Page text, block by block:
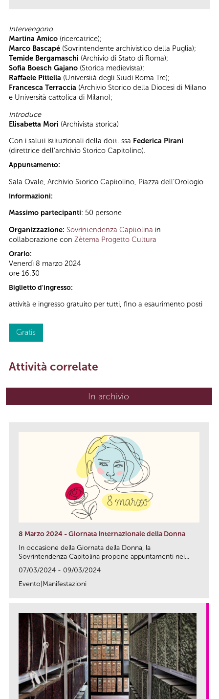
Intervengono
Martina Amico (ricercatrice);
Marco Bascapé (Sovrintendente archivistico della Puglia);
Temide Bergamaschi (Archivio di Stato di Roma);
Sofia Boesch Gajano (Storica medievista);
Raffaele Pittella (Università degli Studi Roma Tre);
Francesca Terraccia (Archivio Storico della Diocesi di Milano
e Università cattolica di Milano);
Introduce
Elisabetta Mori (Archivista storica)
Con i saluti istituzionali della dott. ssa Federica Pirani
(direttrice dell’archivio Storico Capitolino).
Appuntamento:
Sala Ovale, Archivio Storico Capitolino, Piazza dell’Orologio
Informazioni:
Massimo partecipanti: 50 persone
Organizzazione: Sovrintendenza Capitolina in
collaborazione con Zètema Progetto Cultura
Orario:
Venerdì 8 marzo 2024
ore 16.30
Biglietto d'ingresso:
attività e ingresso gratuito per tutti, fino a esaurimento posti
Gratis
Attività correlate
In archivio
8 Marzo 2024 - Giornata Internazionale della Donna
In occasione della Giornata della Donna, la
Sovrintendenza Capitolina propone appuntamenti nei...
07/03/2024 - 09/03/2024
Evento|Manifestazioni